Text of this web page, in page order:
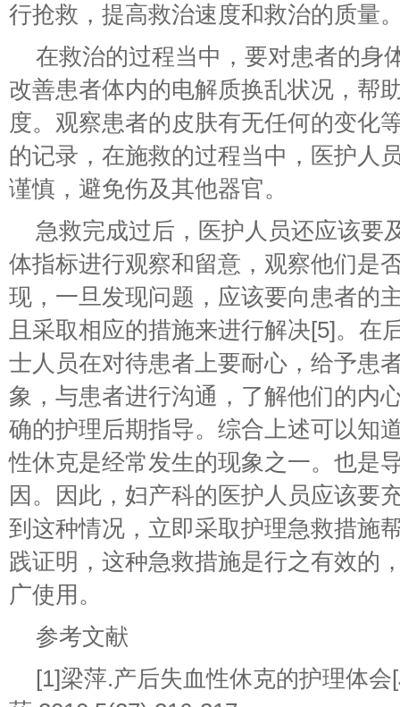
行抢救，提高救治速度和救治的质量
在救治的过程当中，要对患者的身
改善患者体内的电解质换乱状况，帮
度。观察患者的皮肤有无任何的变化
的记录，在施救的过程当中，医护人
谨慎，避免伤及其他器官。
急救完成过后，医护人员还应该要
体指标进行观察和留意，观察他们是
现，一旦发现问题，应该要向患者的
且采取相应的措施来进行解决[5]。在
士人员在对待患者上要耐心，给予患
象，与患者进行沟通，了解他们的内
确的护理后期指导。综合上述可以知
性休克是经常发生的现象之一。也是
因。因此，妇产科的医护人员应该要
到这种情况，立即采取护理急救措施
践证明，这种急救措施是行之有效的
广使用。
参考文献
[1]梁萍.产后失血性休克的护理体